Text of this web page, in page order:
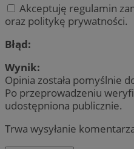
Akceptuję regulamin
oraz politykę prywatności.
Błąd:
Wynik:
Opinia została pomyślnie
Po przeprowadzeniu
udostępniona publicznie.
Trwa wysyłanie